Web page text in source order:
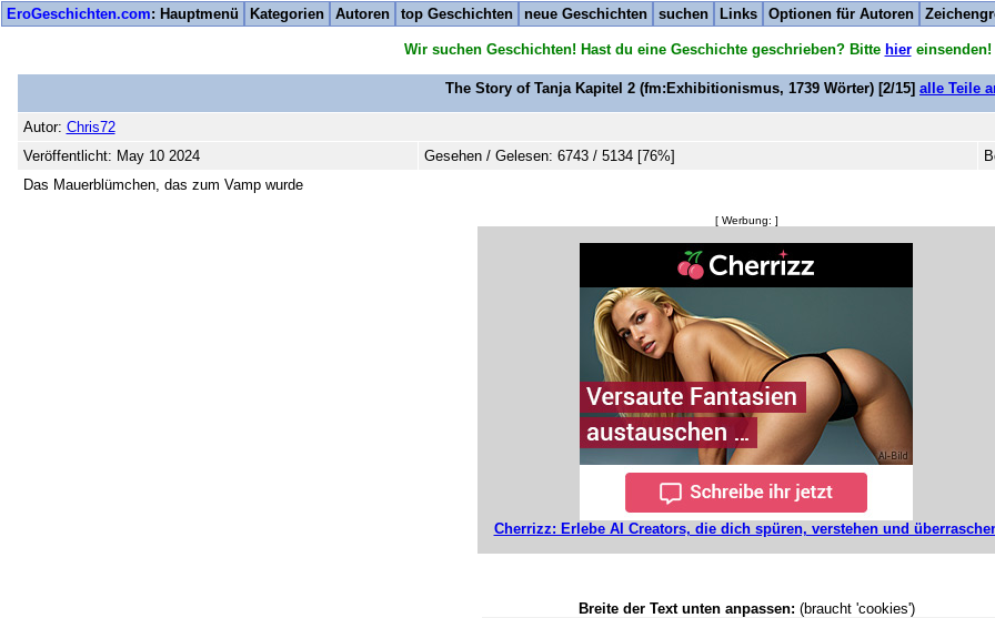
EroGeschichten.com: Hauptmenü Kategorien Autoren top Geschichten neue Geschichten suchen Links Optionen für Autoren
Wir suchen Geschichten! Hast du eine Geschichte geschrieben? Bitte hiereinsenden!
The Story of Tanja Kapitel 2 (fm:Exhibitionismus, 1739 Wörter) [2/15] alle Teile
Autor: Chris72
Veröffentlicht: May 10 2024
Gesehen / Gelesen: 6743 / 5134 [76%]
Das Mauerblümchen, das zum Vamp wurde
[ Werbung: ]
Cherrizz: Erlebe AI Creators, die dich spüren, verstehen und
Breite der Text unten anpassen: (braucht 'cookies')